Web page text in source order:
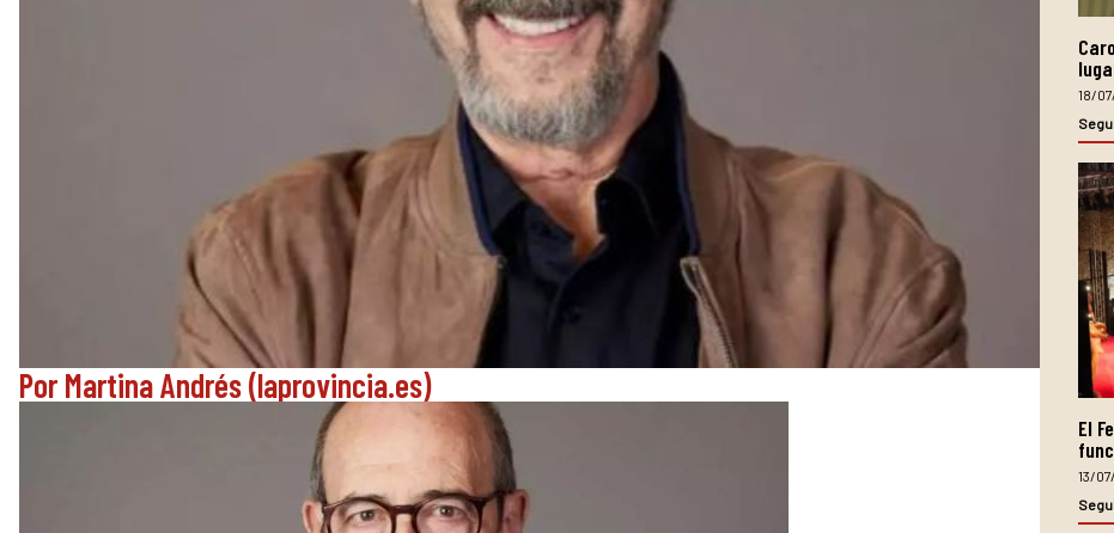
Por Martina Andrés (laprovincia.es)
18/
El
13/